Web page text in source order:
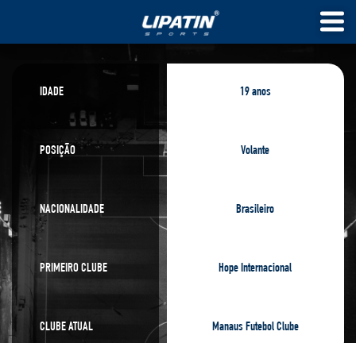
IDADE 19 anos
POSIÇÃO Volante
NACIONALIDADE Brasileiro
PRIMEIRO CLUBE Hope Internacional
CLUBE ATUAL Manaus Futebol Clube